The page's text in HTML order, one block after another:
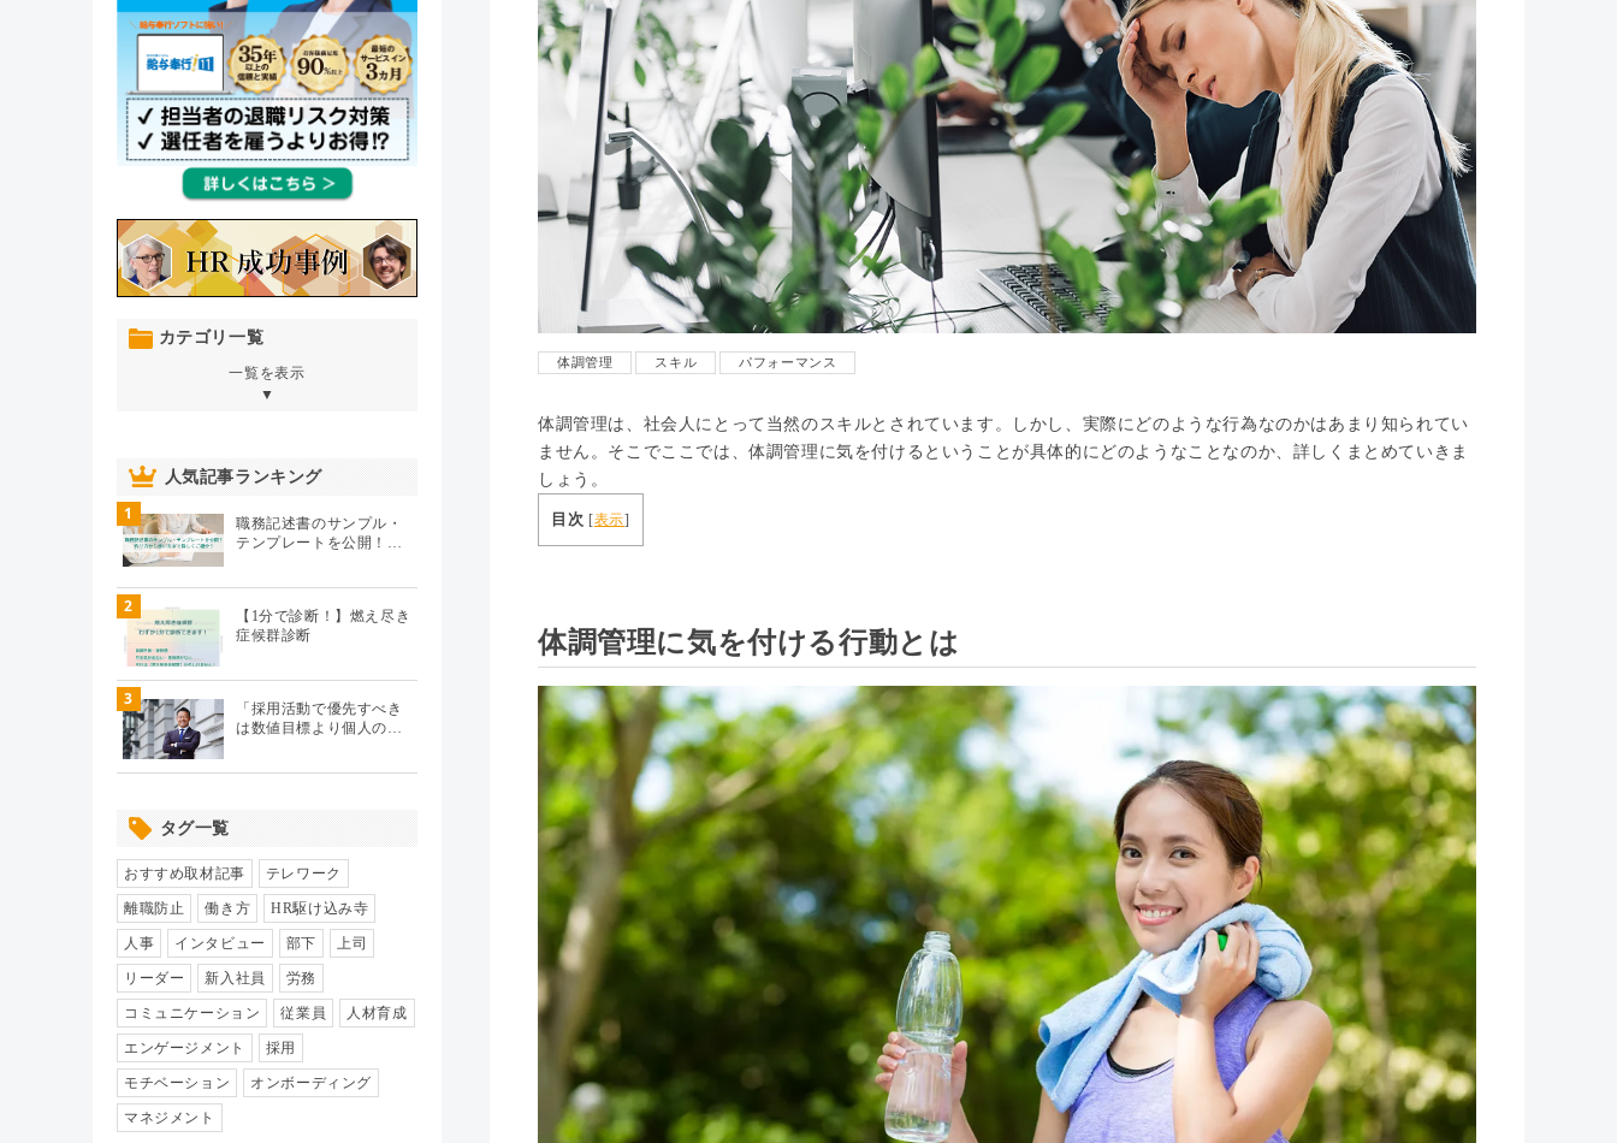
体調管理 スキル パフォーマンス
体調管理は、社会人にとって当然のスキルとされています。しかし、実際にどのような行為なのかはあまり知られてい
ません。そこでここでは、体調管理に気を付けるということが具体的にどのようなことなのか、詳しくまとめていきま
しょう。
目次 [表示]
体調管理に気を付ける行動とは
カテゴリ一覧
一覧を表示
▼
人材育成・開発・研修 （106）
エンゲージメント（104）
パフォーマンス管理（112）
HR駆け込み寺
HRの基本（33）
リクルーティング（19）
給与制度・設計（8）
人事異動・配置（7）
人気記事ランキング
1
職務記述書のサンプル・
テンプレートを公開！…
2
【1分で診断！】燃え尽き
症候群診断
3
「採用活動で優先すべき
は数値目標より個人の…
タグ一覧
おすすめ取材記事 テレワーク
離職防止 働き方 HR駆け込み寺
人事 インタビュー 部下 上司
リーダー 新入社員 労務
コミュニケーション 従業員 人材育成
エンゲージメント 採用
モチベーション オンボーディング
マネジメント